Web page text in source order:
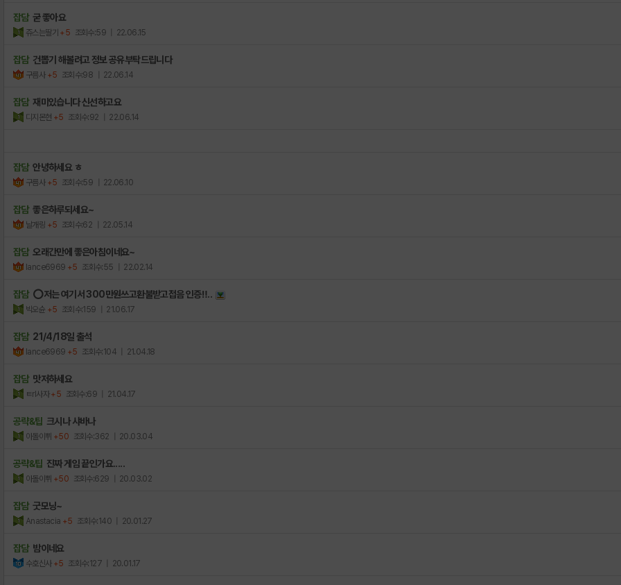
잡담 굳 좋아요
쥬스는딸기 +5 조회수:59 | 22.06.15
잡담 건뽑기 해볼려고 정보 공유부탁드립니다
구름사 +5 조회수:98 | 22.06.14
잡담 재미있습니다 신선하고요
디지몬현 +5 조회수:92 | 22.06.14
잡담 안녕하세요 ㅎ
구름사 +5 조회수:59 | 22.06.10
잡담 좋은하루되세요~
날개링 +5 조회수:62 | 22.05.14
잡담 오래간만에 좋은아침이네요~
lance6969 +5 조회수:55 | 22.02.14
잡담 ⭕저는 여기서 300만원쓰고환불받고접음 인증‼..
빅오슌 +5 조회수:159 | 21.06.17
잡담 21/4/18일 출석
lance6969 +5 조회수:104 | 21.04.18
잡담 맛저하세요
ㅌrl사자+5 조회수:69 | 21.04.17
공략&팁 크시나 샤바나
아돌이쀠 +50 조회수:362 | 20.03.04
공략&팁 진짜 게임 끝인가요.....
아돌이쀠 +50 조회수:629 | 20.03.02
잡담 굿모닝~
Anastacia +5 조회수:140 | 20.01.27
잡담 밤이네요
수호신사 +5 조회수:127 | 20.01.17